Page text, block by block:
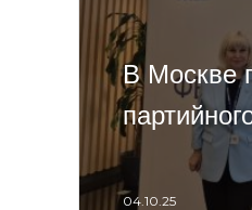
В Москве
04.10.25